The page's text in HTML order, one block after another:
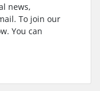
news,
To join our
You can